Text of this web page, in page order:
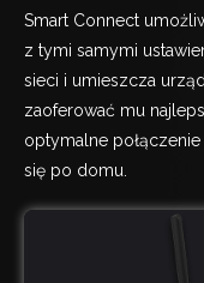
Smart Connect
z tymi samymi
sieci i umieszcza
zaoferować mu
optymalne
się po domu.